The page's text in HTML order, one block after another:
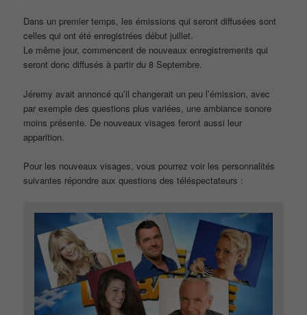
Dans un premier temps, les émissions qui seront diffusées sont
celles qui ont été enregistrées début juillet.
Le même jour, commencent de nouveaux enregistrements qui
seront donc diffusés à partir du 8 Septembre.
Jéremy avait annoncé qu’il changerait un peu l’émission, avec
par exemple des questions plus variées, une ambiance sonore
moins présente. De nouveaux visages feront aussi leur
apparition.
Pour les nouveaux visages, vous pourrez voir les personnalités
suivantes répondre aux questions des téléspectateurs :